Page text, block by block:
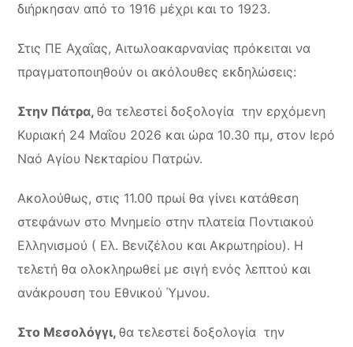
διήρκησαν από το 1916 μέχρι και το 1923.
Στις ΠΕ Αχαΐας, Αιτωλοακαρνανίας πρόκειται να
πραγματοποιηθούν οι ακόλουθες εκδηλώσεις:
Στην Πάτρα,θα τελεστεί δοξολογία την ερχόμενη
Κυριακή 24 Μαΐου 2026 και ώρα 10.30 πμ, στον Ιερό
Ναό Αγίου Νεκταρίου Πατρών.
Ακολούθως, στις 11.00 πρωί θα γίνει κατάθεση
στεφάνων στο Μνημείο στην πλατεία Ποντιακού
Ελληνισμού ( Ελ. Βενιζέλου και Ακρωτηρίου). Η
τελετή θα ολοκληρωθεί με σιγή ενός λεπτού και
ανάκρουση του Εθνικού Ύμνου.
Στο Μεσολόγγι,θα τελεστεί δοξολογία την